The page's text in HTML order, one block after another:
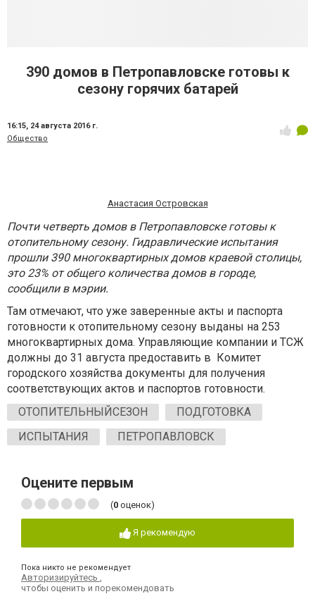
390 домов в Петропавловске готовы к
сезону горячих батарей
16:15, 24 августа 2016 г.
Общество
Анастасия Островская
Почти четверть домов в Петропавловске готовы к
отопительному сезону. Гидравлические испытания
прошли 390 многоквартирных домов краевой столицы,
это 23% от общего количества домов в городе,
сообщили в мэрии.
Там отмечают, что уже заверенные акты и паспорта
готовности к отопительному сезону выданы на 253
многоквартирных дома. Управляющие компании и ТСЖ
должны до 31 августа предоставить в Комитет
городского хозяйства документы для получения
соответствующих актов и паспортов готовности.
ОТОПИТЕЛЬНЫЙСЕЗОН
ПОДГОТОВКА
ИСПЫТАНИЯ
ПЕТРОПАВЛОВСК
Оцените первым
(0 оценок)
Я рекомендую
Пока никто не рекомендует
Авторизируйтесь
чтобы оценить и порекомендовать